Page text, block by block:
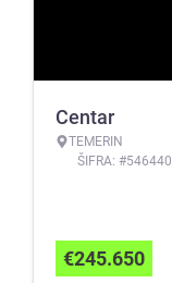
Centar
TEMERIN
ŠIFRA: #546440
€245.650